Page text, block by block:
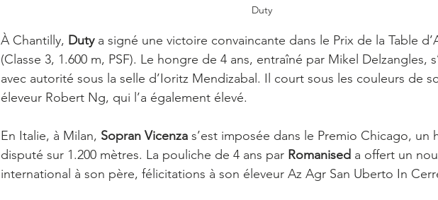
Duty
À Chantilly, Duty a signé une victoire convaincante dans le Prix de la Table
(Classe 3, 1.600 m, PSF). Le hongre de 4 ans, entraîné par Mikel Delzangles,
avec autorité sous la selle d’Ioritz Mendizabal. Il court sous les couleurs de
éleveur Robert Ng, qui l’a également élevé.
En Italie, à Milan, Sopran Vicenza s’est imposée dans le Premio Chicago, un
disputé sur 1.200 mètres. La pouliche de 4 ans par Romanised a offert un
international à son père, félicitations à son éleveur Az Agr San Uberto In